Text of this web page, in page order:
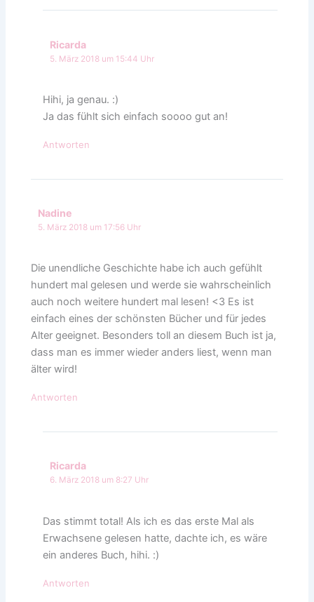
Ricarda
5. März 2018 um 15:44 Uhr
Hihi, ja genau. :)
Ja das fühlt sich einfach soooo gut an!
Antworten
Nadine
5. März 2018 um 17:56 Uhr
Die unendliche Geschichte habe ich auch gefühlt
hundert mal gelesen und werde sie wahrscheinlich
auch noch weitere hundert mal lesen! <3 Es ist
einfach eines der schönsten Bücher und für jedes
Alter geeignet. Besonders toll an diesem Buch ist ja,
dass man es immer wieder anders liest, wenn man
älter wird!
Antworten
Ricarda
6. März 2018 um 8:27 Uhr
Das stimmt total! Als ich es das erste Mal als
Erwachsene gelesen hatte, dachte ich, es wäre
ein anderes Buch, hihi. :)
Antworten